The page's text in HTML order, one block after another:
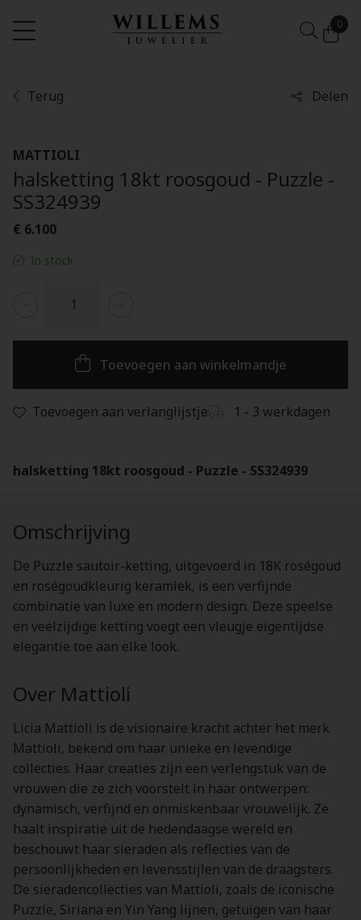
0
Terug Delen
MATTIOLI
halsketting 18kt roosgoud - Puzzle -
SS324939
€ 6.100
In stock
Toevoegen aan winkelmandje
Toevoegen aan verlanglijstje 1 - 3 werkdagen
halsketting 18kt roosgoud - Puzzle - SS324939
Omschrijving
De Puzzle sautoir-ketting, uitgevoerd in 18K roségoud
en roségoudkleurig keramiek, is een verfijnde
combinatie van luxe en modern design. Deze speelse
en veelzijdige ketting voegt een vleugje eigentijdse
elegantie toe aan elke look.
Over Mattioli
Licia Mattioli is de visionaire kracht achter het merk
Mattioli, bekend om haar unieke en levendige
collecties. Haar creaties zijn een verlengstuk van de
vrouwen die ze zich voorstelt in haar ontwerpen:
dynamisch, verfijnd en onmiskenbaar vrouwelijk. Ze
haalt inspiratie uit de hedendaagse wereld en
beschouwt haar sieraden als reflecties van de
persoonlijkheden en levensstijlen van de draagsters.
De sieradencollecties van Mattioli, zoals de iconische
Puzzle, Siriana en Yin Yang lijnen, getuigen van haar